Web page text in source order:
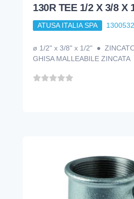
130R TEE 1/2 X 3/8 X
ATUSA ITALIA SPA
ø 1/2" x 3/8" x 1/2" ●
GHISA MALLEABILE ZINCATA